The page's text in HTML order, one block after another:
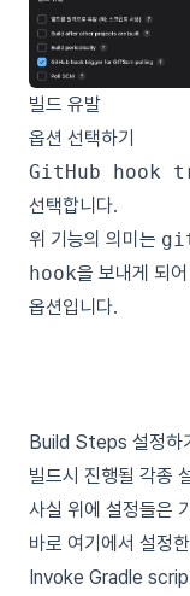
빌드 유발
옵션 선택하기
GitHub hook
선택합니다.
위 기능의 의미는
hook을 보내게 되
옵션입니다.
Build Steps 설정하
빌드시 진행될 각종
사실 위에 설정들은
바로 여기에서 설정
Invoke Gradle